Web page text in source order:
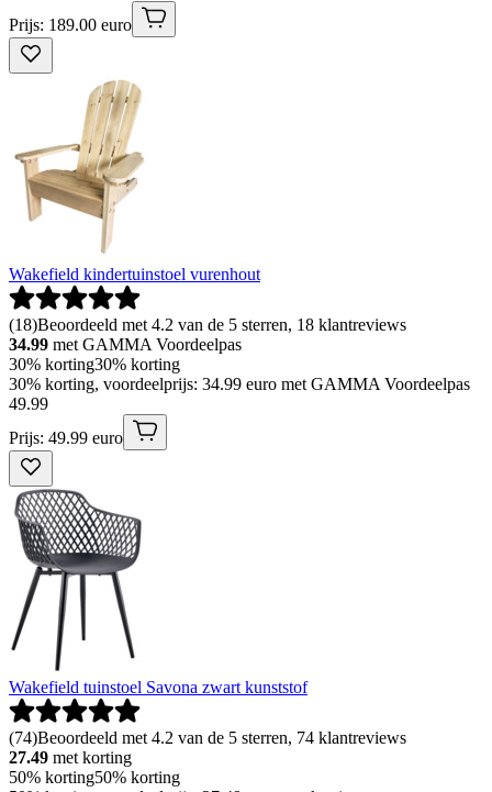
Prijs: 189.00 euro
Wakefield kindertuinstoel vurenhout
(18)Beoordeeld met 4.2 van de 5 sterren, 18 klantreviews
34.99 met GAMMA Voordeelpas
30% korting30% korting
30% korting, voordeelprijs: 34.99 euro met GAMMA Voordeelpas
49.99
Prijs: 49.99 euro
Wakefield tuinstoel Savona zwart kunststof
(74)Beoordeeld met 4.2 van de 5 sterren, 74 klantreviews
27.49 met korting
50% korting50% korting